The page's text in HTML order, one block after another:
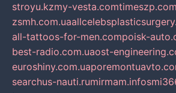
stroyu.kzmy-vesta.comtimeszp.com
zsmh.com.ua
all-tattoos-for-men.compoisk-
best-radio.com.uaost-
euroshiny.com.ua
searchus-nauti.rumirmam.info